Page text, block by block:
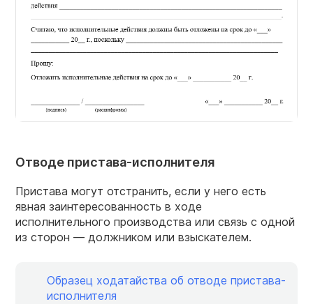
Отводе пристава-исполнителя
Пристава могут отстранить, если у него есть
явная заинтересованность в ходе
исполнительного производства или связь с одной
из сторон — должником или взыскателем.
Образец ходатайства об отводе пристава-
исполнителя